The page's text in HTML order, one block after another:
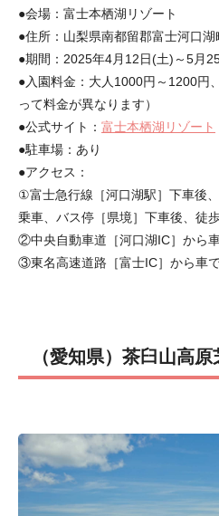
●会場：富士本栖湖リゾート
●住所：山梨県南都留郡富士河口湖
●期間：2025年4月12日(土)～5月
●入園料金：大人1000円～1200円
って料金が異なります）
●公式サイト： 富士本栖湖リゾート
●駐車場：あり
●アクセス：
①富士急行線［河口湖駅］下車後
乗車、バス停［県境］下車後、徒
②中央自動車道［河口湖IC］から
③東名高速道路［富士IC］から車
（愛知県）茶臼山高原